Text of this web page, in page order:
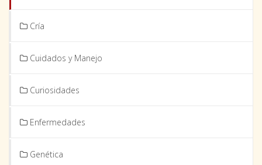
Cría
Cuidados y Manejo
Curiosidades
Enfermedades
Genética